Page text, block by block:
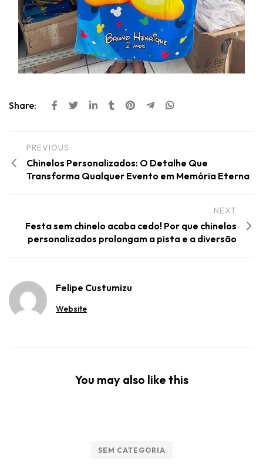
Share:
PREVIOUS
Chinelos Personalizados: O Detalhe Que
Transforma Qualquer Evento em Memória Eterna
NEXT
Festa sem chinelo acaba cedo! Por que chinelos
personalizados prolongam a pista e a diversão
Felipe Custumizu
Website
You may also like this
SEM CATEGORIA